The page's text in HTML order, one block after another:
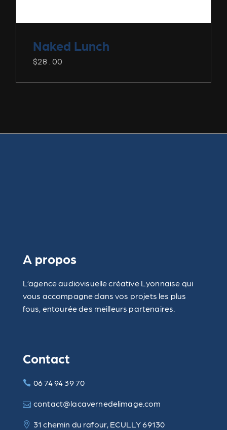
Naked Lunch
$28.00
A propos
L’agence audiovisuelle créative Lyonnaise qui
vous accompagne dans vos projets les plus
fous, entourée des meilleurs partenaires.
Contact
06 74 94 39 70
contact@lacavernedelimage.com
31 chemin du rafour, ECULLY 69130